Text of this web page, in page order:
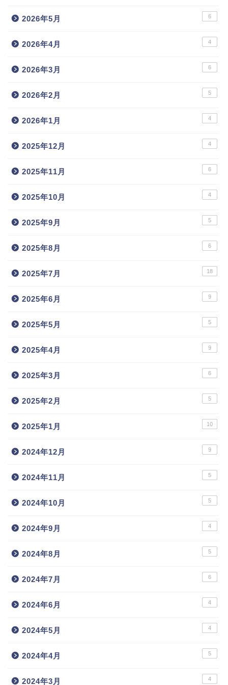
2026年5月 6
2026年4月 4
2026年3月 6
2026年2月 5
2026年1月 4
2025年12月 4
2025年11月 6
2025年10月 4
2025年9月 5
2025年8月 6
2025年7月 18
2025年6月 9
2025年5月 5
2025年4月 9
2025年3月 6
2025年2月 5
2025年1月 10
2024年12月 9
2024年11月 5
2024年10月 5
2024年9月 4
2024年8月 5
2024年7月 6
2024年6月 4
2024年5月 4
2024年4月 5
2024年3月 4